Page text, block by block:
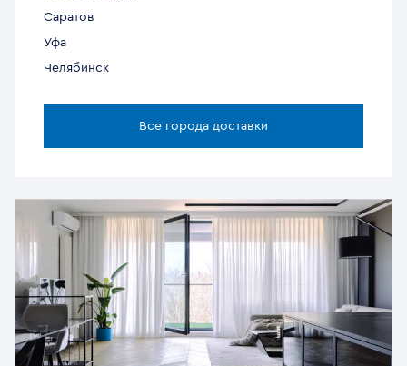
Саратов
Уфа
Челябинск
Все города доставки